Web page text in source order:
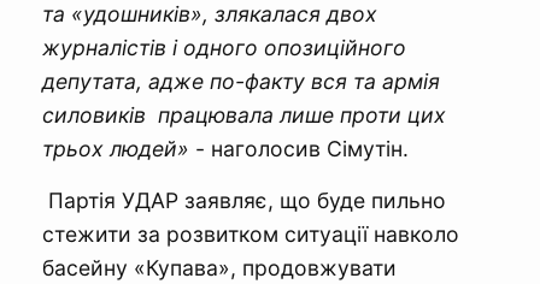
та «удошників», злякалася двох
журналістів і одного опозиційного
депутата, адже по-факту вся та армія
силовиків працювала лише проти цих
трьох людей» - наголосив Сімутін.
Партія УДАР заявляє, що буде пильно
стежити за розвитком ситуації навколо
басейну «Купава», продовжувати